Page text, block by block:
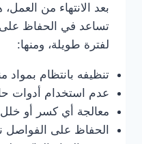
بعد الانتهاء من
تساعد في الحفاظ على
لفترة طويلة، ومنها:
تنظيفه بانتظام بمواد
عدم استخدام أدوات
معالجة أي كسر أو
الحفاظ على الفواصل